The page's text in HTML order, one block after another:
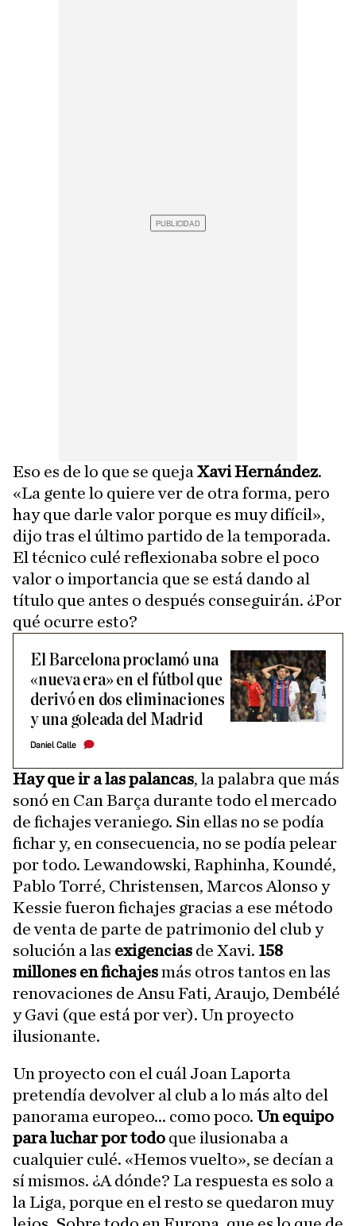
Eso es de lo que se queja Xavi Hernández.
«La gente lo quiere ver de otra forma, pero
hay que darle valor porque es muy difícil»,
dijo tras el último partido de la temporada.
El técnico culé reflexionaba sobre el poco
valor o importancia que se está dando al
título que antes o después conseguirán. ¿Por
qué ocurre esto?
El Barcelona proclamó una
«nueva era» en el fútbol que
derivó en dos eliminaciones
y una goleada del Madrid
Daniel Calle
Hay que ir a las palancas, la palabra que más
sonó en Can Barça durante todo el mercado
de fichajes veraniego. Sin ellas no se podía
fichar y, en consecuencia, no se podía pelear
por todo. Lewandowski, Raphinha, Koundé,
Pablo Torré, Christensen, Marcos Alonso y
Kessie fueron fichajes gracias a ese método
de venta de parte de patrimonio del club y
solución a las exigencias de Xavi. 158
millones en fichajesmás otros tantos en las
renovaciones de Ansu Fati, Araujo, Dembélé
y Gavi (que está por ver). Un proyecto
ilusionante.
Un proyecto con el cuál Joan Laporta
pretendía devolver al club a lo más alto del
panorama europeo... como poco. Un equipo
para luchar por todo que ilusionaba a
cualquier culé. «Hemos vuelto», se decían a
sí mismos. ¿A dónde? La respuesta es solo a
la Liga, porque en el resto se quedaron muy